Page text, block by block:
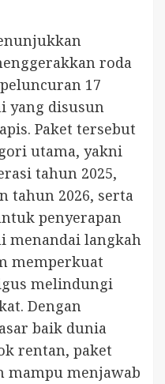
roda
17
yang disusun
Paket tersebut
utama, yakni
tahun 2025,
tahun 2026, serta
penyerapan
menandai langkah
memperkuat
melindungi
Dengan
baik dunia
rentan, paket
mampu menjawab